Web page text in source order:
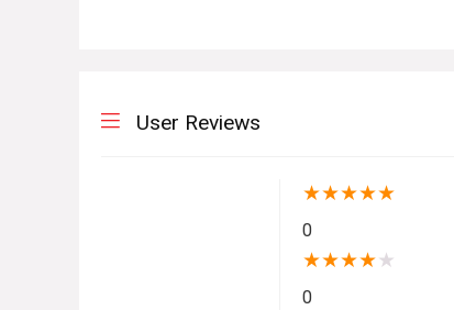
User Reviews
★★★★★
0
★★★★★
0